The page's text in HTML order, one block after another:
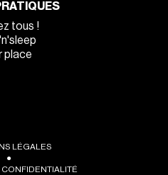
tous !
place
LÉGALES
●